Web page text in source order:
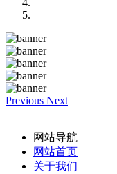
Previous Next
网站导航
网站首页
关于我们